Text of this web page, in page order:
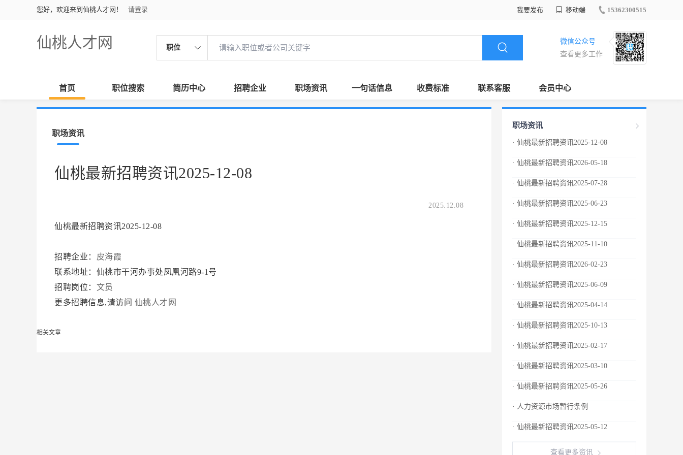
您好，欢迎来到仙桃人才网！ 请登录 我要发布 移动端 15362300515
仙桃人才网 职位
微信公众号
查看更多工作
首页 职位搜索 简历中心 招聘企业 职场资讯 一句话信息 收费标准 联系客服 会员中心
职场资讯
仙桃最新招聘资讯2025-12-08
2025.12.08
仙桃最新招聘资讯2025-12-08
招聘企业： 皮海霞
联系地址：仙桃市干河办事处凤凰河路9-1号
招聘岗位： 文员
更多招聘信息,请访问 仙桃人才网
相关文章
职场资讯
· 仙桃最新招聘资讯2025-12-08
· 仙桃最新招聘资讯2026-05-18
· 仙桃最新招聘资讯2025-07-28
· 仙桃最新招聘资讯2025-06-23
· 仙桃最新招聘资讯2025-12-15
· 仙桃最新招聘资讯2025-11-10
· 仙桃最新招聘资讯2026-02-23
· 仙桃最新招聘资讯2025-06-09
· 仙桃最新招聘资讯2025-04-14
· 仙桃最新招聘资讯2025-10-13
· 仙桃最新招聘资讯2025-02-17
· 仙桃最新招聘资讯2025-03-10
· 仙桃最新招聘资讯2025-05-26
· 人力资源市场暂行条例
· 仙桃最新招聘资讯2025-05-12
查看更多资讯